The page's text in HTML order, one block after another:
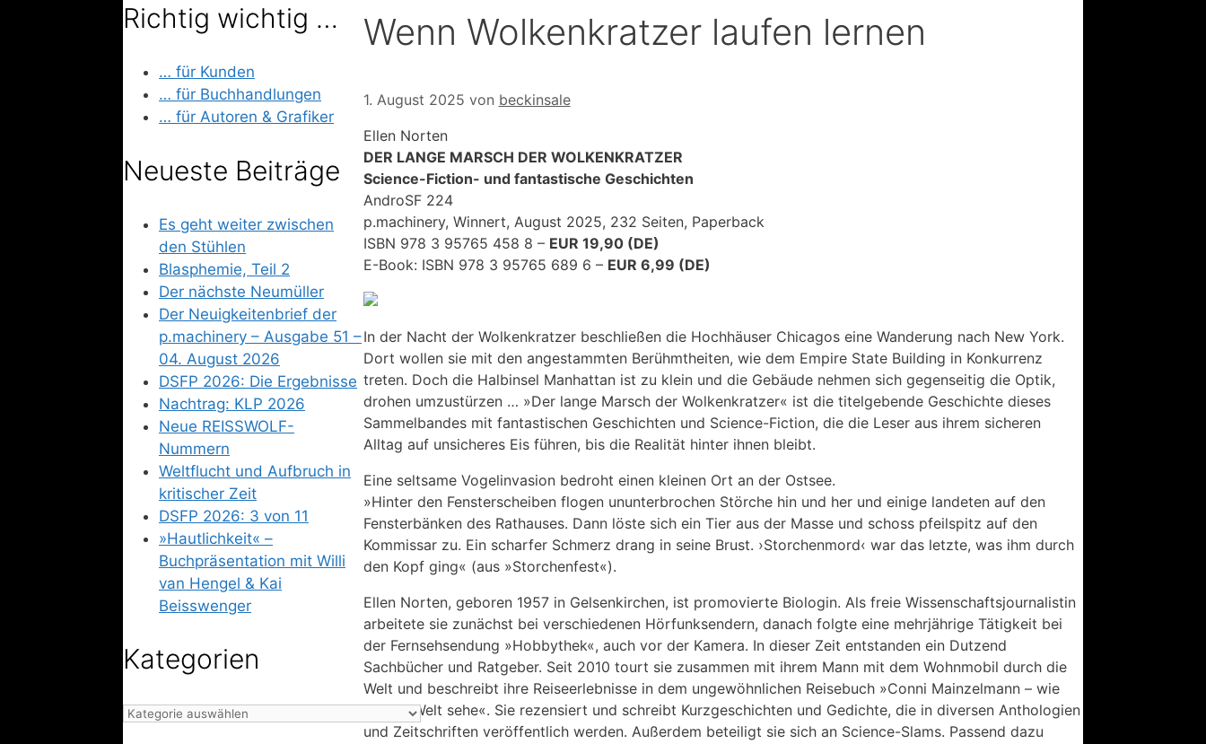
Wenn Wolkenkratzer laufen lernen
1. August 2025 von beckinsale
Ellen Norten
DER LANGE MARSCH DER WOLKENKRATZER
Science-Fiction- und fantastische Geschichten
AndroSF 224
p.machinery, Winnert, August 2025, 232 Seiten, Paperback
ISBN 978 3 95765 458 8 – EUR 19,90 (DE)
E-Book: ISBN 978 3 95765 689 6 – EUR 6,99 (DE)
In der Nacht der Wolkenkratzer beschließen die Hochhäuser Chicagos eine Wanderung nach New York.
Dort wollen sie mit den angestammten Berühmtheiten, wie dem Empire State Building in Konkurrenz
treten. Doch die Halbinsel Manhattan ist zu klein und die Gebäude nehmen sich gegenseitig die Optik,
drohen umzustürzen … »Der lange Marsch der Wolkenkratzer« ist die titelgebende Geschichte dieses
Sammelbandes mit fantastischen Geschichten und Science-Fiction, die die Leser aus ihrem sicheren
Alltag auf unsicheres Eis führen, bis die Realität hinter ihnen bleibt.
Eine seltsame Vogelinvasion bedroht einen kleinen Ort an der Ostsee.
»Hinter den Fensterscheiben flogen ununterbrochen Störche hin und her und einige landeten auf den
Fensterbänken des Rathauses. Dann löste sich ein Tier aus der Masse und schoss pfeilspitz auf den
Kommissar zu. Ein scharfer Schmerz drang in seine Brust. ›Storchenmord‹ war das letzte, was ihm durch
den Kopf ging« (aus »Storchenfest«).
Ellen Norten, geboren 1957 in Gelsenkirchen, ist promovierte Biologin. Als freie Wissenschaftsjournalistin
arbeitete sie zunächst bei verschiedenen Hörfunksendern, danach folgte eine mehrjährige Tätigkeit bei
der Fernsehsendung »Hobbythek«, auch vor der Kamera. In dieser Zeit entstanden ein Dutzend
Sachbücher und Ratgeber. Seit 2010 tourt sie zusammen mit ihrem Mann mit dem Wohnmobil durch die
Welt und beschreibt ihre Reiseerlebnisse in dem ungewöhnlichen Reisebuch »Conni Mainzelmann – wie
ich die Welt sehe«. Sie rezensiert und schreibt Kurzgeschichten und Gedichte, die in diversen Anthologien
und Zeitschriften veröffentlich werden. Außerdem beteiligt sie sich an Science-Slams. Passend dazu
Richtig wichtig …
… für Kunden
… für Buchhandlungen
… für Autoren & Grafiker
Neueste Beiträge
Es geht weiter zwischen
den Stühlen
Blasphemie, Teil 2
Der nächste Neumüller
Der Neuigkeitenbrief der
p.machinery – Ausgabe 51 –
04. August 2026
DSFP 2026: Die Ergebnisse
Nachtrag: KLP 2026
Neue REISSWOLF-
Nummern
Weltflucht und Aufbruch in
kritischer Zeit
DSFP 2026: 3 von 11
»Hautlichkeit« –
Buchpräsentation mit Willi
van Hengel & Kai
Beisswenger
Kategorien
Kategorien